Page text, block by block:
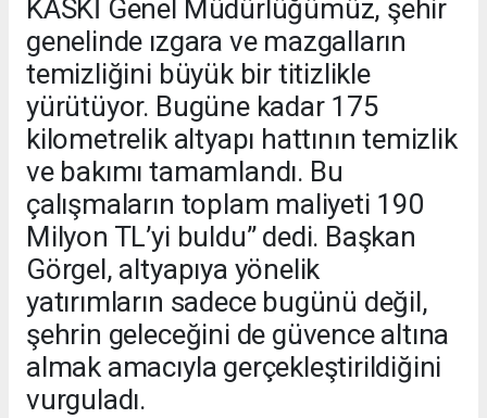
KASKİ Genel Müdürlüğümüz, şehir
genelinde ızgara ve mazgalların
temizliğini büyük bir titizlikle
yürütüyor. Bugüne kadar 175
kilometrelik altyapı hattının temizlik
ve bakımı tamamlandı. Bu
çalışmaların toplam maliyeti 190
Milyon TL’yi buldu” dedi. Başkan
Görgel, altyapıya yönelik
yatırımların sadece bugünü değil,
şehrin geleceğini de güvence altına
almak amacıyla gerçekleştirildiğini
vurguladı.